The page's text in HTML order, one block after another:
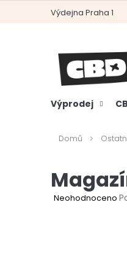
Výdejna Praha 1
Výprodej
Domů
Průměrné
Neohodnoceno